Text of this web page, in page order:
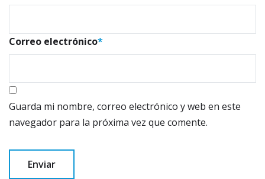
Correo electrónico*
Guarda mi nombre, correo electrónico y web en este
navegador para la próxima vez que comente.